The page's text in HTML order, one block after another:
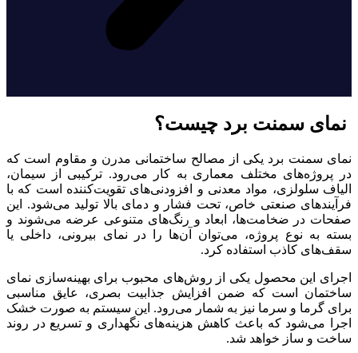
نمای سمنت برد چیست؟
نمای سمنت برد یکی از مصالح ساختمانی مدرن و مقاوم است که
در پروژه‌های مختلف معماری به کار می‌رود. ترکیبی از سیمان،
الیاف سلولزی، مواد معدنی و افزودنی‌های تقویت‌کننده است که با
فرآیندهای صنعتی خاص، تحت فشار و دمای بالا تولید می‌شود. این
صفحات در ضخامت‌ها، ابعاد و رنگ‌های متنوعی عرضه می‌شوند و
بسته به نوع پروژه، می‌توان آن‌ها را در نمای بیرونی، داخلی یا
سقف‌های کاذب استفاده کرد.
اجرای این محصول یکی از روش‌های محبوب برای بهینه‌سازی نمای
ساختمان است که ضمن افزایش جذابیت بصری، عایق مناسبی
برای گرما و سرما نیز به شمار می‌رود. این سیستم به‌ صورت خشک
اجرا می‌شود که باعث کاهش هزینه‌های نگهداری و تسریع در روند
ساخت‌ و ساز خواهد شد.